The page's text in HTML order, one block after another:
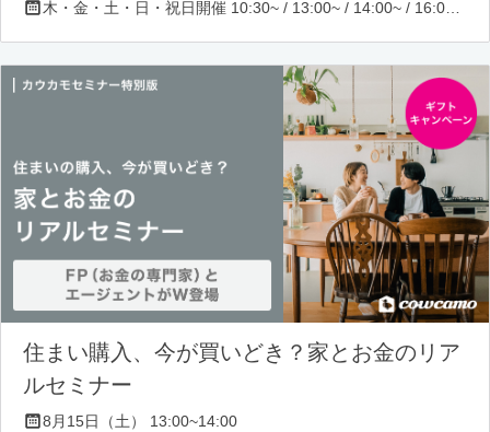
住まい購入、今が買いどき？家とお金のリア
ルセミナー
8月15日（土） 13:00~14:00